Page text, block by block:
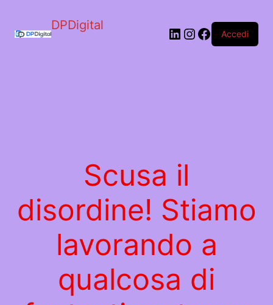
DPDigital LinkedIn
Instagram
Facebook
Accedi
Scusa il
disordine! Stiamo
lavorando a
qualcosa di